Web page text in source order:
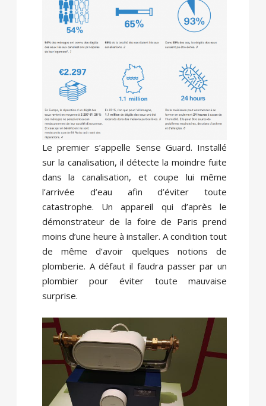
Le premier s’appelle Sense Guard. Installé
sur la canalisation, il détecte la moindre fuite
dans la canalisation, et coupe lui même
l’arrivée d’eau afin d’éviter toute
catastrophe. Un appareil qui d’après le
démonstrateur de la foire de Paris prend
moins d’une heure à installer. A condition tout
de même d’avoir quelques notions de
plomberie. A défaut il faudra passer par un
plombier pour éviter toute mauvaise
surprise.